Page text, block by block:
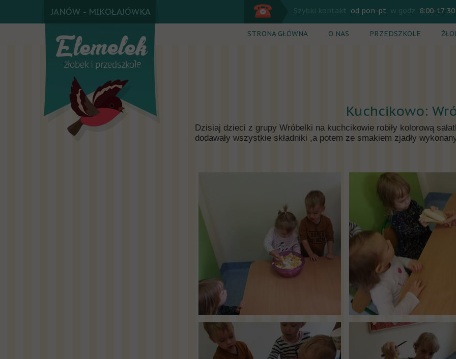
JANÓW - MIKOŁAJÓWKA
STRONA GŁÓWNA O NAS PRZEDSZKOLE
Cennik
Szybki kontakt od pon-pt w godz 8:00-17:30
Dzisiaj dzieci z grupy Wróbelki na kuchcikowie robiły kolorową
dodawały wszystkie składniki ,a potem ze smakiem zjadły
Kuchcikowo: